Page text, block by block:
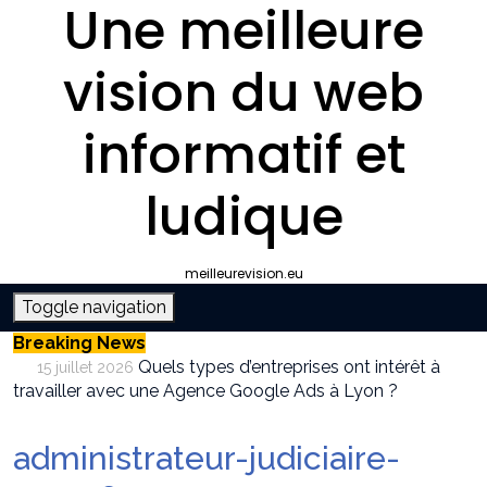
Une meilleure
vision du web
informatif et
ludique
meilleurevision.eu
Toggle navigation
Breaking News
15 juillet 2026 Quels types d’entreprises ont intérêt à
travailler avec une Agence Google Ads à Lyon ?
12 juin 2026 Survivalisme boutique : où acheter son
administrateur-judiciaire-